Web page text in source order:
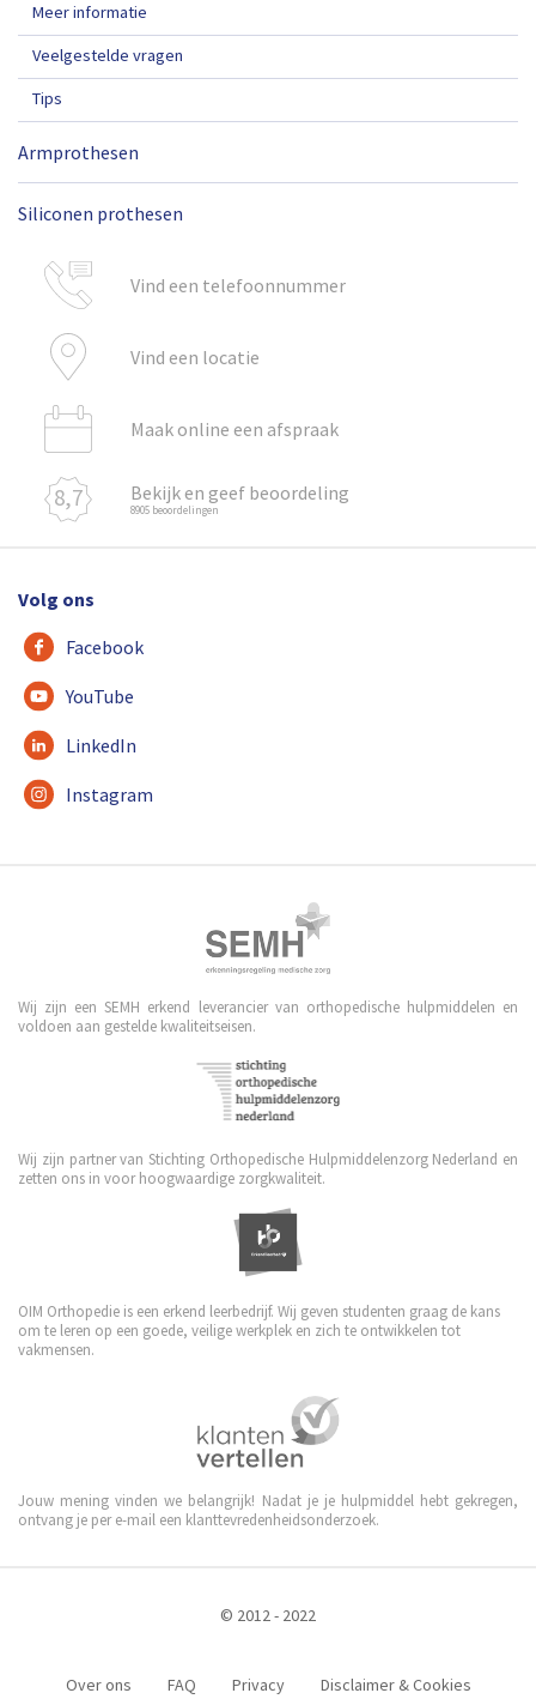
Meer informatie
Veelgestelde vragen
Tips
Armprothesen
Siliconen prothesen
Vind een telefoonnummer
Vind een locatie
Maak online een afspraak
8,7 Bekijk en geef beoordeling
8905 beoordelingen
Volg ons
Facebook
YouTube
LinkedIn
Instagram
Wij zijn een SEMH erkend leverancier van orthopedische hulpmiddelen en
voldoen aan gestelde kwaliteitseisen.
Wij zijn partner van Stichting Orthopedische Hulpmiddelenzorg Nederland en
zetten ons in voor hoogwaardige zorgkwaliteit.
OIM Orthopedie is een erkend leerbedrijf. Wij geven studenten graag de kans
om te leren op een goede, veilige werkplek en zich te ontwikkelen tot
vakmensen.
Jouw mening vinden we belangrijk! Nadat je je hulpmiddel hebt gekregen,
ontvang je per e-mail een klanttevredenheidsonderzoek.
© 2012 - 2022
Over ons FAQ Privacy Disclaimer & Cookies